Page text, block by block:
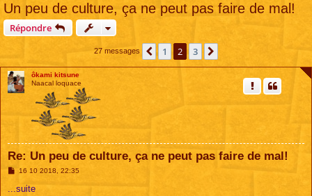
Un peu de culture, ça ne peut pas faire de mal!
Répondre
27 messages Précédente
1 2 3
ôkami kitsune
Naacal loquace
Re: Un peu de culture, ça ne peut pas faire de mal!
M
s
16 10 2018, 22:35
...suite